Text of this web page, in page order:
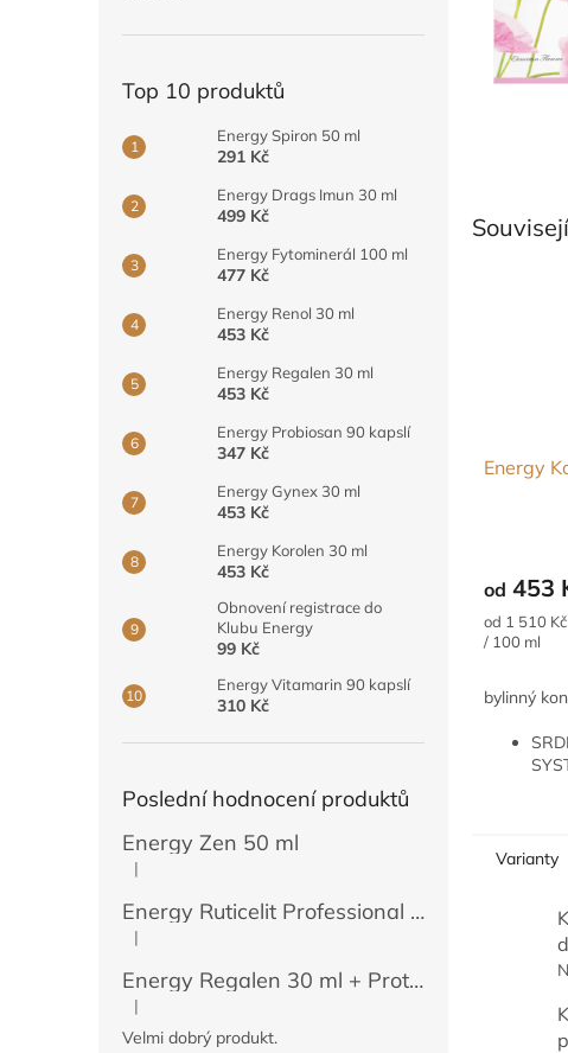
Top 10 produktů
Energy Spiron 50 ml
291 Kč
Energy Drags Imun 30 ml
499 Kč
Energy Fytominerál 100 ml
477 Kč
Energy Renol 30 ml
453 Kč
Energy Regalen 30 ml
453 Kč
Energy Probiosan 90 kapslí
347 Kč
Energy Gynex 30 ml
453 Kč
Energy Korolen 30 ml
453 Kč
Obnovení registrace do
Klubu Energy
99 Kč
Energy Vitamarin 90 kapslí
310 Kč
Poslední hodnocení produktů
Energy Zen 50 ml
Hodnocení produktu je 5 z 5 hvězdiček.
|
Energy Ruticelit Professional 500 ml
Hodnocení produktu je 5 z 5 hvězdiček.
|
Energy Regalen 30 ml + Protektin 50 ml (POUZE PRO ČLENY)
Hodnocení produktu je 5 z 5 hvězdiček.
|
Velmi dobrý produkt.
Energy
od 453
Měrná
cena:
od 1 510 Kč
/ 100 ml
bylinný
Varianty